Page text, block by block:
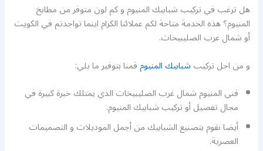
هل ترغب في تركيب شبابيك المنيوم و كم لون متوفر من مطابخ
المنيوم؟ هذه الخدمة متاحة لكم عملائنا الكرام اينما تواجدتم في الكويت
أو شمال غرب الصليبيخات.
و من اجل تركيبشبابيك المنيومقمنا بتوفير ما يلي:
فني المنيوم شمال غرب الصليبيخات الذي يمتلك خبرة كبيرة في
مجال تفصيل أو تركيب شبابيك المنيوم.
أيضا نقوم بتصنيع الشبابيك من أجمل الموديلات و التصميمات
العصرية.